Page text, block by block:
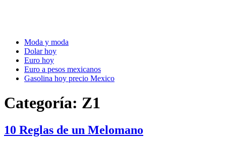
Moda y moda
Dolar hoy
Euro hoy
Euro a pesos mexicanos
Gasolina hoy precio Mexico
Categoría: Z1
10 Reglas de un Melomano